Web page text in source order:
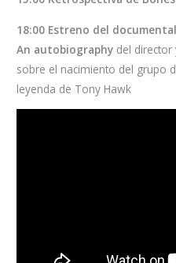
18:00 Estreno del
An autobiography del
sobre el nacimiento del grupo
leyenda de Tony Hawk